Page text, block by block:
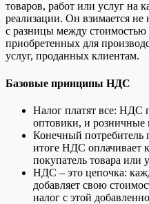
товаров, работ или услуг на
реализации. Он взимается
с разницы между стоимостью
приобретенных для
услуг, проданных клиентам.
Базовые принципы НДС
Налог платят все: НДС
оптовики, и
Конечный потребитель
итоге НДС оплачивает
покупатель товара или
НДС – это цепочка:
добавляет свою
налог с этой